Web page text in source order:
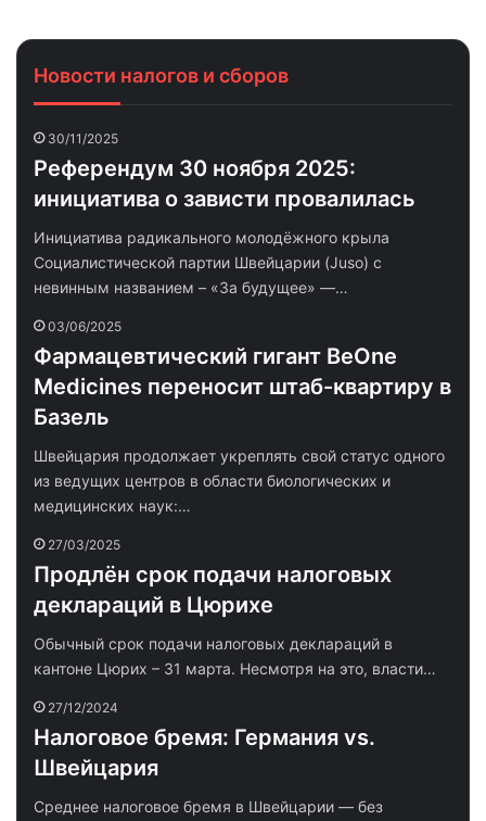
Новости налогов и сборов
30/11/2025
Референдум 30 ноября 2025:
инициатива о зависти провалилась
Инициатива радикального молодёжного крыла
Социалистической партии Швейцарии (Juso) с
невинным названием – «За будущее» —…
03/06/2025
Фармацевтический гигант BeOne
Medicines переносит штаб-квартиру в
Базель
Швейцария продолжает укреплять свой статус одного
из ведущих центров в области биологических и
медицинских наук:…
27/03/2025
Продлён срок подачи налоговых
деклараций в Цюрихе
Обычный срок подачи налоговых деклараций в
кантоне Цюрих – 31 марта. Несмотря на это, власти…
27/12/2024
Налоговое бремя: Германия vs.
Швейцария
Среднее налоговое бремя в Швейцарии — без